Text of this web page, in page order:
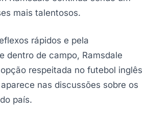
mais talentosos.
rápidos e pela
dentro de campo, Ramsdale
respeitada no futebol inglês
nas discussões sobre os
país.